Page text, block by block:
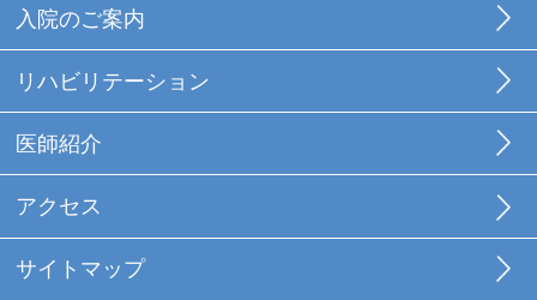
入院のご案内
リハビリテーション
医師紹介
アクセス
サイトマップ